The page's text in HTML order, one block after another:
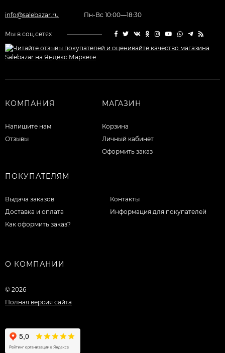
info@salebazar.ru Пн-Вс 10:00—18:30
Мы в соц.сетях
КОМПАНИЯ
Напишите нам
Отзывы
МАГАЗИН
Корзина
Личный кабинет
Оформить заказ
ПОКУПАТЕЛЯМ
Выдача заказов
Доставка и оплата
Как оформить заказ?
Контакты
Информация для покупателей
О КОМПАНИИ
© 2026
Полная версия сайта